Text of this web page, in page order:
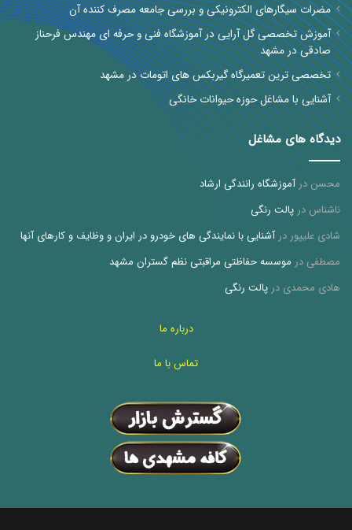
مضرات سیگارهای الکترونیکی و بررسی جامعه مصرف کننده آن
آموزش تخصصی گل آرایی در آموزشگاه فنی و حرفه ای مهندس فرحناز
صادقی در مشهد
تخصصی ترین تعمیرگاه گیربکس های اتومات در مشهد
آشنایی با مشاغل حوزه حیوانات خانگی
دیدگاه های مشاغل
محسن درآموزشگاه رانندگی ارشاد
ناشناس در پالت رنگی
شادی علیپور درآشنایی با نمایندگی های خودرو در ایران و وظایف و کارهای آنها
مصطفی در موسسه حفاظتی مراقبتی نظم گستران مشهد
هادی محمدی در پالت رنگی
درباره ما
تماس با ما